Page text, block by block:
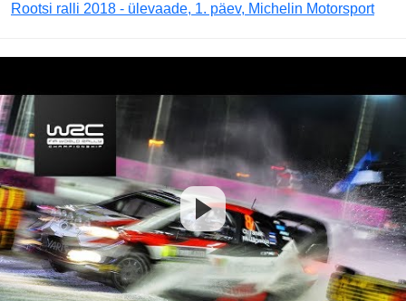
Rootsi ralli 2018 - ülevaade, 1. päev, Michelin Motorsport